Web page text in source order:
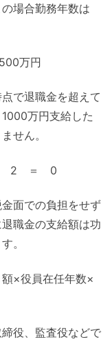
場合勤務年数は
万円
で退職金を超えて
万円支給した
せん。
2 ＝ 0
面での負担をせず
職金の支給額は功
。
×役員在任年数×
役、監査役などで